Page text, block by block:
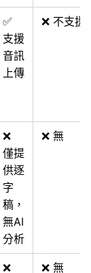
✅
支援
音訊
上傳
❌ 不支援
❌
僅提
供逐
字
稿，
無AI
分析
❌ 無
❌
❌ 無